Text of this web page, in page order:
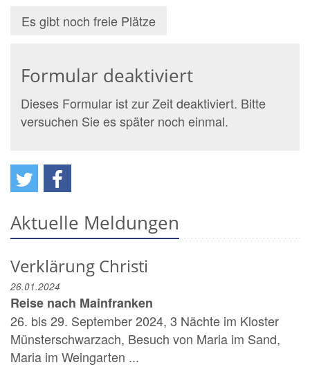
Es gibt noch freie Plätze
Formular deaktiviert
Dieses Formular ist zur Zeit deaktiviert. Bitte
versuchen Sie es später noch einmal.
Aktuelle Meldungen
Verklärung Christi
26.01.2024
Reise nach Mainfranken
26. bis 29. September 2024, 3 Nächte im Kloster
Münsterschwarzach, Besuch von Maria im Sand,
Maria im Weingarten ...